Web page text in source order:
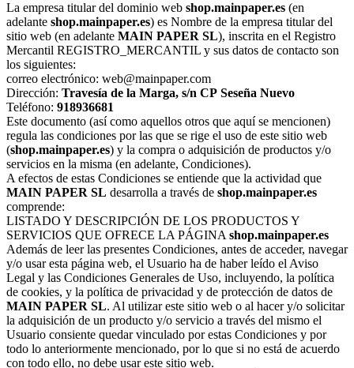
La empresa titular del dominio web shop.mainpaper.es (en
adelante shop.mainpaper.es) es Nombre de la empresa titular del
sitio web (en adelante MAIN PAPER SL), inscrita en el Registro
Mercantil REGISTRO_MERCANTIL y sus datos de contacto son
los siguientes:
correo electrónico: web@mainpaper.com
Dirección: Travesía de la Marga, s/n CP Seseña Nuevo
Teléfono: 918936681
Este documento (así como aquellos otros que aquí se mencionen)
regula las condiciones por las que se rige el uso de este sitio web
(shop.mainpaper.es) y la compra o adquisición de productos y/o
servicios en la misma (en adelante, Condiciones).
A efectos de estas Condiciones se entiende que la actividad que
MAIN PAPER SL desarrolla a través de shop.mainpaper.es
comprende:
LISTADO Y DESCRIPCIÓN DE LOS PRODUCTOS Y
SERVICIOS QUE OFRECE LA PÁGINA shop.mainpaper.es
Además de leer las presentes Condiciones, antes de acceder, navegar
y/o usar esta página web, el Usuario ha de haber leído el Aviso
Legal y las Condiciones Generales de Uso, incluyendo, la política
de cookies, y la política de privacidad y de protección de datos de
MAIN PAPER SL. Al utilizar este sitio web o al hacer y/o solicitar
la adquisición de un producto y/o servicio a través del mismo el
Usuario consiente quedar vinculado por estas Condiciones y por
todo lo anteriormente mencionado, por lo que si no está de acuerdo
con todo ello, no debe usar este sitio web.